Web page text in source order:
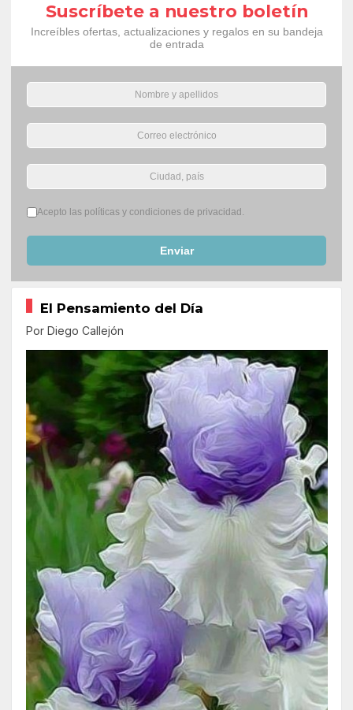
Suscríbete a nuestro boletín
Increíbles ofertas, actualizaciones y regalos en su bandeja
de entrada
Términos del servicio*
Acepto las políticas y condiciones de privacidad.
Enviar
El Pensamiento del Día
Por Diego Callejón